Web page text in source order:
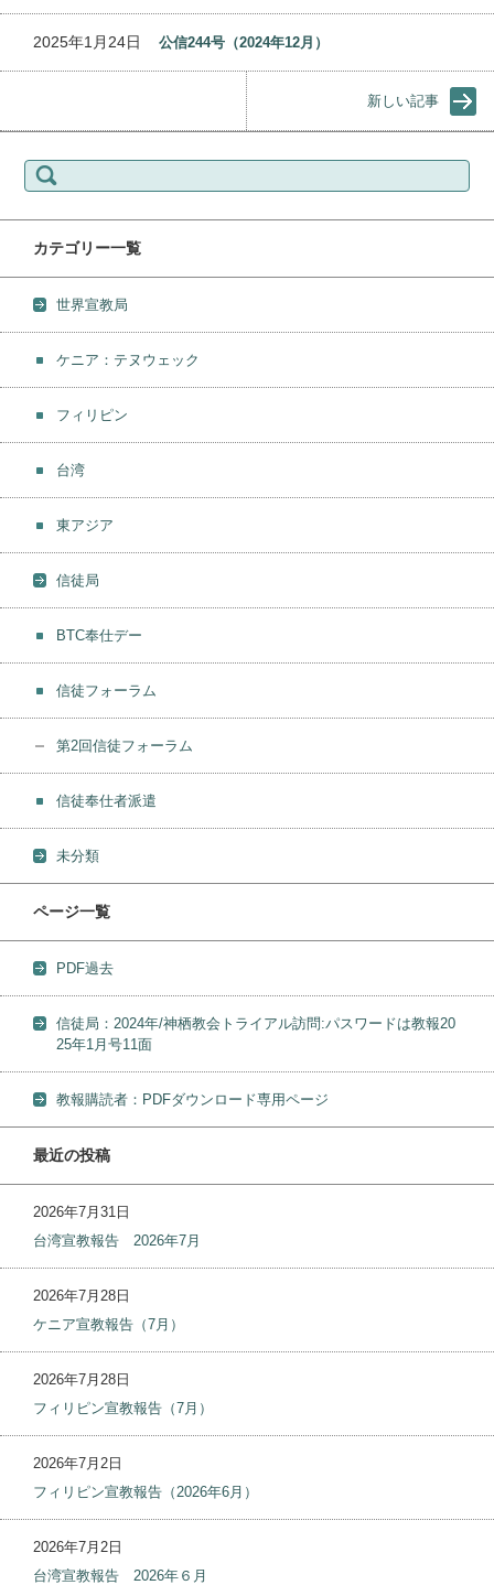
2025年1月24日 公信244号（2024年12月）
新しい記事
検索:
カテゴリー一覧
世界宣教局
ケニア：テヌウェック
フィリピン
台湾
東アジア
信徒局
BTC奉仕デー
信徒フォーラム
第2回信徒フォーラム
信徒奉仕者派遣
未分類
ページ一覧
PDF過去
信徒局：2024年/神栖教会トライアル訪問:パスワードは教報20
25年1月号11面
教報購読者：PDFダウンロード専用ページ
最近の投稿
2026年7月31日
台湾宣教報告 2026年7月
2026年7月28日
ケニア宣教報告（7月）
2026年7月28日
フィリピン宣教報告（7月）
2026年7月2日
フィリピン宣教報告（2026年6月）
2026年7月2日
台湾宣教報告 2026年６月